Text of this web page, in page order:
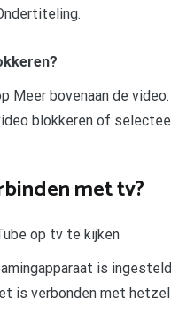
Meer bovenaan de
blokkeren of
met tv?
op tv te kijken
is
is verbonden met